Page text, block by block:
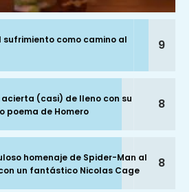
sufrimiento como camino al
9
acierta (casi) de lleno con su
poema de Homero
8
homenaje de Spider-Man al
un fantástico Nicolas Cage
8